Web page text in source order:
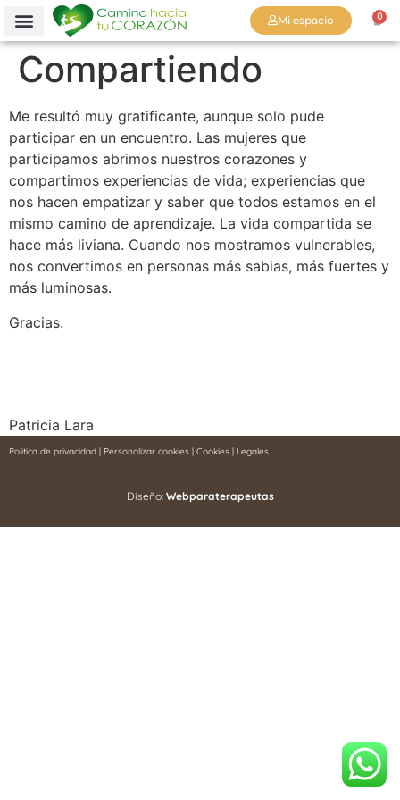
Mi espacio 0
Compartiendo
Me resultó muy gratificante, aunque solo pude
participar en un encuentro. Las mujeres que
participamos abrimos nuestros corazones y
compartimos experiencias de vida; experiencias que
nos hacen empatizar y saber que todos estamos en el
mismo camino de aprendizaje. La vida compartida se
hace más liviana. Cuando nos mostramos vulnerables,
nos convertimos en personas más sabias, más fuertes y
más luminosas.
Gracias.
Patricia Lara
Politica de privacidad | Personalizar cookies | Cookies | Legales
Diseño: Webparaterapeutas